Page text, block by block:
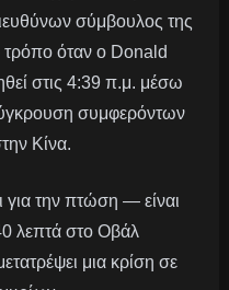
σύμβουλος της
τρόπο όταν ο Donald
στις 4:39 π.μ. μέσω
συμφερόντων
Κίνα.
για την πτώση — είναι
λεπτά στο Οβάλ
μια κρίση σε